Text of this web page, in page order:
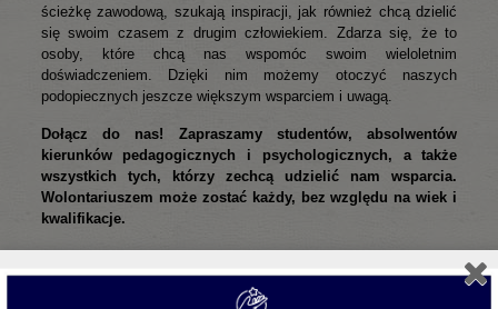
ścieżkę zawodową, szukają inspiracji, jak również chcą dzielić
się swoim czasem z drugim człowiekiem. Zdarza się, że to
osoby, które chcą nas wspomóc swoim wieloletnim
doświadczeniem. Dzięki nim możemy otoczyć naszych
podopiecznych jeszcze większym wsparciem i uwagą.
Dołącz do nas! Zapraszamy studentów, absolwentów
kierunków pedagogicznych i psychologicznych, a także
wszystkich tych, którzy zechcą udzielić nam wsparcia.
Wolontariuszem może zostać każdy, bez względu na wiek i
kwalifikacje.
pomagamy@centrum-terapii.pl